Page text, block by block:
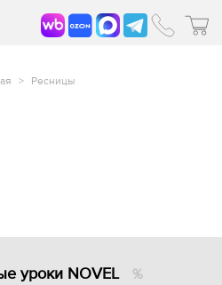
> Ресницы
уроки NOVEL